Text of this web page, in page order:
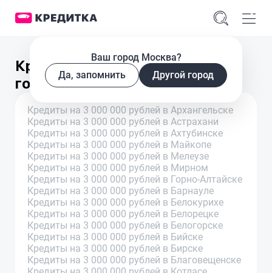
Ваш город Москва?
Да, запомнить
Другой город
Кредиты на 3 000 000 рублей в
городах
Кредиты на 3 000 000 рублей в Архангельске
Кредиты на 3 000 000 рублей в Астрахани
Кредиты на 3 000 000 рублей в Ахтубинске
Кредиты на 3 000 000 рублей в Майкопе
Кредиты на 3 000 000 рублей в Мелеузе
Кредиты на 3 000 000 рублей в Мирном
Кредиты на 3 000 000 рублей в Горно-Алтайске
Кредиты на 3 000 000 рублей в Барнауле
Кредиты на 3 000 000 рублей в Белокурихе
Кредиты на 3 000 000 рублей в Белорецке
Кредиты на 3 000 000 рублей в Белогорске
Кредиты на 3 000 000 рублей в Бийске
Кредиты на 3 000 000 рублей в Бирске
Кредиты на 3 000 000 рублей в Благовещенске